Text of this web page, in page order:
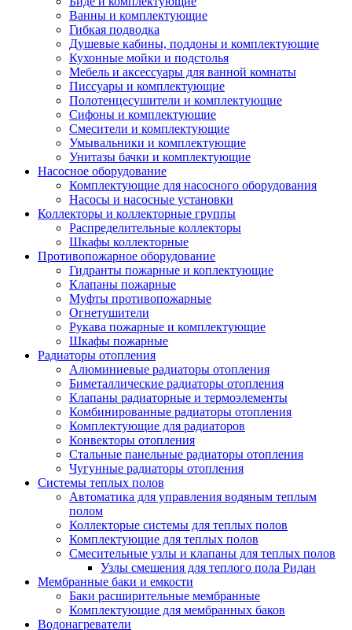
Ванны и комплектующие
Гибкая подводка
Душевые кабины, поддоны и комплектующие
Кухонные мойки и подстолья
Мебель и аксессуары для ванной комнаты
Писсуары и комплектующие
Полотенцесушители и комплектующие
Сифоны и комплектующие
Смесители и комплектующие
Умывальники и комплектующие
Унитазы бачки и комплектующие
Насосное оборудование
Комплектующие для насосного оборудования
Насосы и насосные установки
Коллекторы и коллекторные группы
Распределительные коллекторы
Шкафы коллекторные
Противопожарное оборудование
Гидранты пожарные и коплектующие
Клапаны пожарные
Муфты противопожарные
Огнетушители
Рукава пожарные и комплектующие
Шкафы пожарные
Радиаторы отопления
Алюминиевые радиаторы отопления
Биметаллические радиаторы отопления
Клапаны радиаторные и термоэлементы
Комбинированные радиаторы отопления
Комплектующие для радиаторов
Конвекторы отопления
Стальные панельные радиаторы отопления
Чугунные радиаторы отопления
Системы теплых полов
Автоматика для управления водяным теплым
полом
Коллекторые системы для теплых полов
Комплектующие для теплых полов
Смесительные узлы и клапаны для теплых полов
Узлы смешения для теплого пола Ридан
Мембранные баки и емкости
Баки расширительные мембранные
Комплектующие для мембранных баков
Водонагреватели